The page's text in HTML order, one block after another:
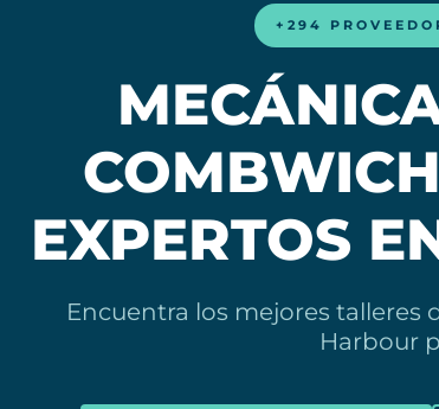
+294
EXPERTOS
Encuentra los mejores talleres
Harbour